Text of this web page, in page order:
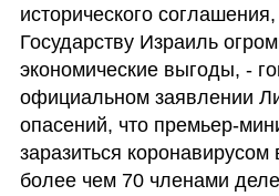
исторического
Государству Израиль
экономические выгоды, -
официальном заявлении
опасений, что премьер-
заразиться
более чем 70 членами